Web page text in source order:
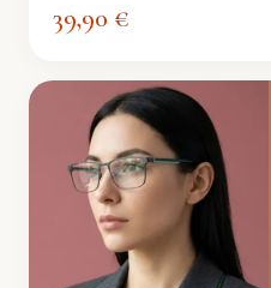
39,90 €